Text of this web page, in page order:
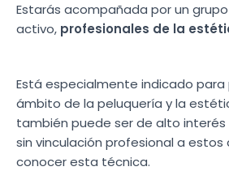
Estarás acompañada por un
activo, profesionales de la
Está especialmente indicado
ámbito de la peluquería y la
también puede ser de alto interés
sin vinculación profesional a
conocer esta técnica.